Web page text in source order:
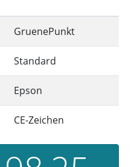
GruenePunkt
Standard
Epson
CE-Zeichen